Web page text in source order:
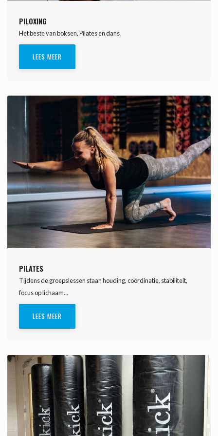
PILOXING
Het beste van boksen, Pilates en dans
LEES MEER
PILATES
Tijdens de groepslessen staan houding, coördinatie, stabiliteit,
focus op lichaam…
LEES MEER